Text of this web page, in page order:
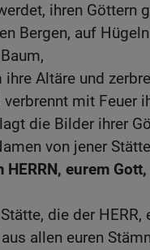
ihren Göttern
Bergen, auf
ihre Altäre und
mit Feuer
die Bilder ihrer
von jener
HERRN, eurem
die der HERR,
allen euren